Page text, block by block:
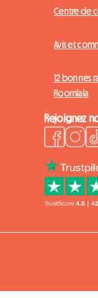
Comment
Assurance
Centre de
12 bonnes
Rejoignez